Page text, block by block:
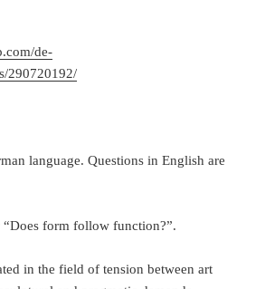
de-
290720192/
language. Questions in English are
“Does form follow function?”.
in the field of tension between art